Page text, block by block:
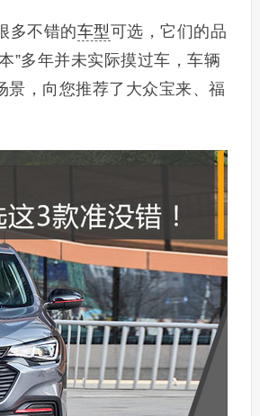
多不错的车型可选，它们的品
”多年并未实际摸过车，车辆
景，向您推荐了大众宝来、福